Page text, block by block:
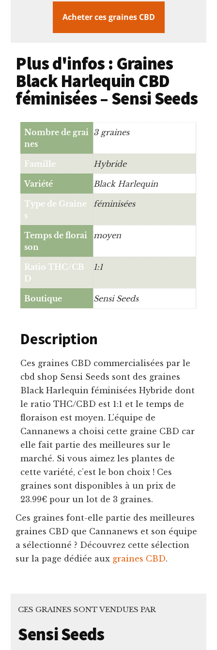
Acheter ces graines CBD
Plus d'infos : Graines
Black Harlequin CBD
féminisées – Sensi Seeds
Nombre de grai
nes
3 graines
Famille Hybride
Variété Black Harlequin
Type de Graine
s
féminisées
Temps de florai
son
moyen
Ratio THC/CB
D
1:1
Boutique Sensi Seeds
Description
Ces graines CBD commercialisées par le
cbd shop Sensi Seeds sont des graines
Black Harlequin féminisées Hybride dont
le ratio THC/CBD est 1:1 et le temps de
floraison est moyen. L’équipe de
Cannanews a choisi cette graine CBD car
elle fait partie des meilleures sur le
marché. Si vous aimez les plantes de
cette variété, c’est le bon choix ! Ces
graines sont disponibles à un prix de
23.99€ pour un lot de 3 graines.
Ces graines font-elle partie des meilleures
graines CBD que Cannanews et son équipe
a sélectionné ? Découvrez cette sélection
sur la page dédiée aux graines CBD.
CES GRAINES SONT VENDUES PAR
Sensi Seeds